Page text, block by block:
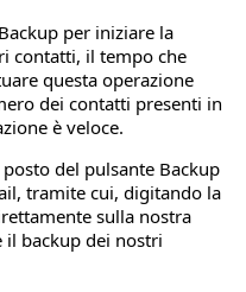
per iniziare la
contatti, il tempo che
questa operazione
dei contatti presenti in
è veloce.
del pulsante Backup
tramite cui, digitando la
sulla nostra
il backup dei nostri